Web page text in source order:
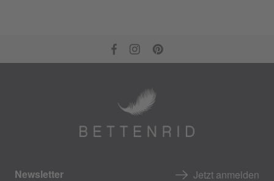
Newsletter Jetzt anmelden